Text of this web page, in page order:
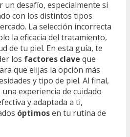
un desafío, especialmente si
con los distintos tipos
La selección incorrecta
la eficacia del tratamiento,
de tu piel. En esta guía, te
los factores clave que
que elijas la opción más
y tipo de piel. Al final,
experiencia de cuidado
y adaptada a ti,
óptimosen tu rutina de